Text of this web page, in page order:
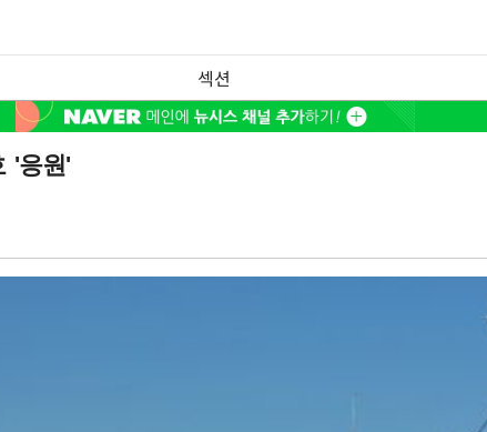
섹션
'응원'